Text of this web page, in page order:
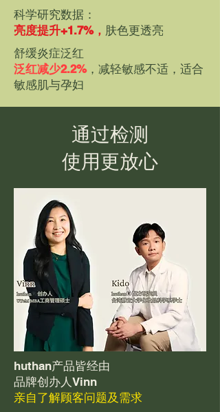
科学研究数据：
亮度提升+1.7%， 肤色更透亮
舒缓炎症泛红
泛红减少2.2%，减轻敏感不适，适合
敏感肌与孕妇
通过检测
使用更放心
huthan产品皆经由
品牌创办人Vinn
亲自了解顾客问题及需求